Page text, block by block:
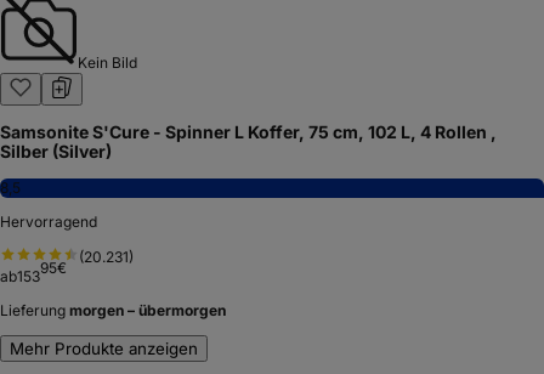
Kein Bild
Samsonite S'Cure - Spinner L Koffer, 75 cm, 102 L, 4 Rollen ,
Silber (Silver)
8,5
Hervorragend
(20.231)
ab15395€
Lieferung morgen – übermorgen
Mehr Produkte anzeigen